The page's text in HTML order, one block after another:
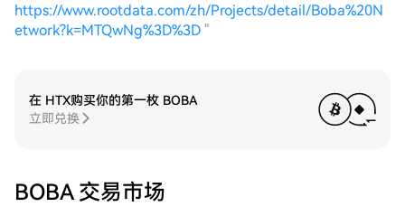
https://www.rootdata.com/zh/Projects/detail/Boba%20N
etwork?k=MTQwNg%3D%3D "
在 HTX购买你的第一枚 BOBA
立即兑换
BOBA 交易市场